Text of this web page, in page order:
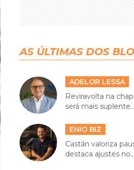
AS ÚLTIMAS DOS
ADELOR LESSA
Reviravolta na
será mais suplente...
ENIO BIZ
Castán valoriza
destaca ajustes no...